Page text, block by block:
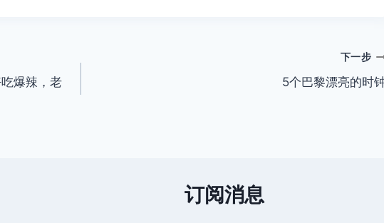
爆辣，老
下一步
5个巴黎漂亮的时
订阅消息